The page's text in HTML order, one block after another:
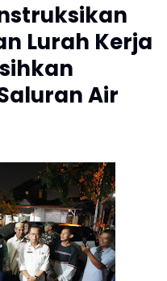
Lurah Kerja
Air